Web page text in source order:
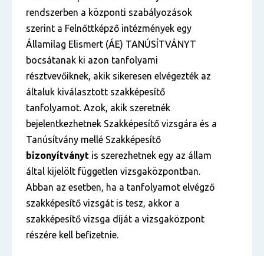
rendszerben a központi szabályozások
szerint a Felnőttképző intézmények egy
Államilag Elismert (ÁE) TANÚSÍTVÁNYT
bocsátanak ki azon tanfolyami
résztvevőiknek, akik sikeresen elvégezték az
általuk kiválasztott szakképesítő
tanfolyamot. Azok, akik szeretnék
bejelentkezhetnek Szakképesítő vizsgára és a
Tanúsítvány mellé Szakképesítő
bizonyítványt is szerezhetnek egy az állam
által kijelölt független vizsgaközpontban.
Abban az esetben, ha a tanfolyamot elvégző
szakképesítő vizsgát is tesz, akkor a
szakképesítő vizsga díját a vizsgaközpont
részére kell befizetnie.